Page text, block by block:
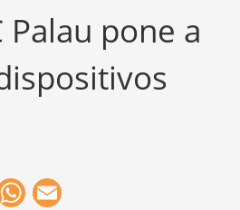
Palau pone a
WhatsApp